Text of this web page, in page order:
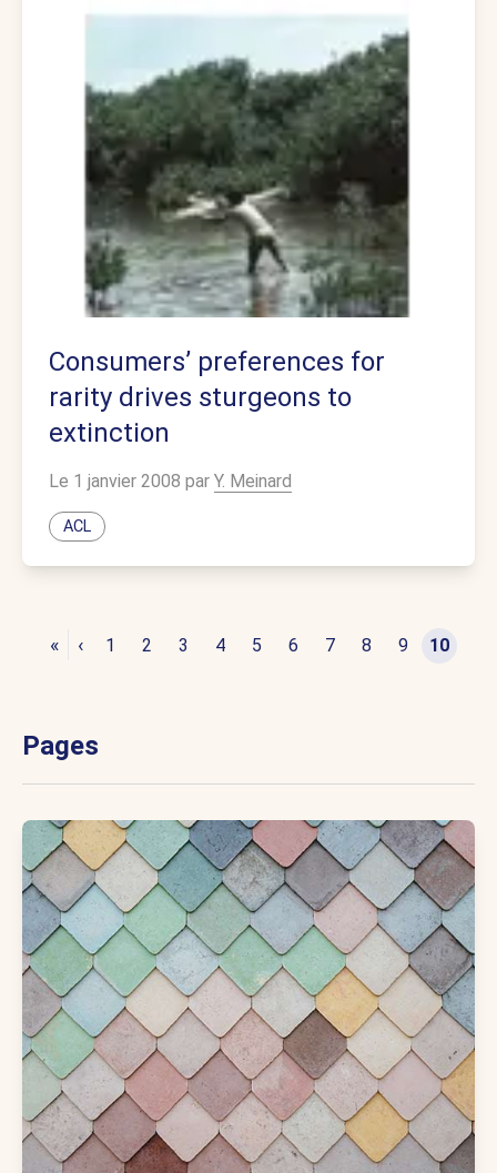
Consumers’ preferences for
rarity drives sturgeons to
extinction
Le 1 janvier 2008 par Y. Meinard
ACL
« ‹ 1 2 3 4 5 6 7 8 9 10
Pages